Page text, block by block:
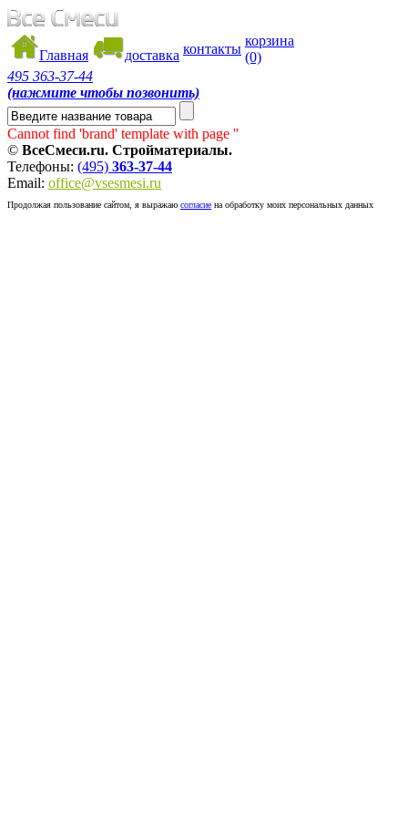
Главная доставка контакты
корзина
(0)
495 363-37-44
(нажмите чтобы позвонить)
Cannot find 'brand' template with page ''
© ВсеСмеси.ru. Стройматериалы.
Телефоны: (495) 363-37-44
Email: office@vsesmesi.ru
Продолжая пользование сайтом, я выражаю согласие на обработку моих персональных данных